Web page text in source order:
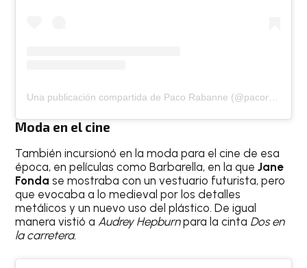
Moda en el cine
También incursionó en la moda para el cine de esa
época, en películas como Barbarella, en la queJane
Fonda se mostraba con un vestuario futurista, pero
que evocaba a lo medieval por los detalles
metálicos y un nuevo uso del plástico. De igual
manera vistió a Audrey Hepburnpara la cinta Dos en
la carretera.